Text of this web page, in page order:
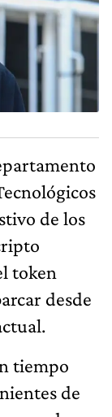
de los
token
desde
tiempo
de